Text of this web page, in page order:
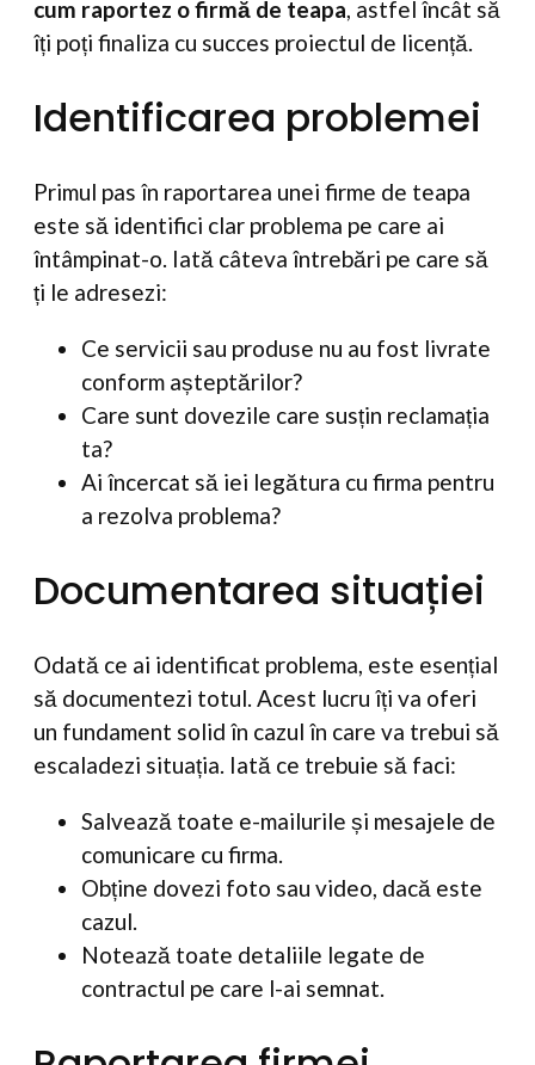
cum raportez o firmă de teapa, astfel încât să
îți poți finaliza cu succes proiectul de licență.
Identificarea problemei
Primul pas în raportarea unei firme de teapa
este să identifici clar problema pe care ai
întâmpinat-o. Iată câteva întrebări pe care să
ți le adresezi:
Ce servicii sau produse nu au fost livrate
conform așteptărilor?
Care sunt dovezile care susțin reclamația
ta?
Ai încercat să iei legătura cu firma pentru
a rezolva problema?
Documentarea situației
Odată ce ai identificat problema, este esențial
să documentezi totul. Acest lucru îți va oferi
un fundament solid în cazul în care va trebui să
escaladezi situația. Iată ce trebuie să faci:
Salvează toate e-mailurile și mesajele de
comunicare cu firma.
Obține dovezi foto sau video, dacă este
cazul.
Notează toate detaliile legate de
contractul pe care l-ai semnat.